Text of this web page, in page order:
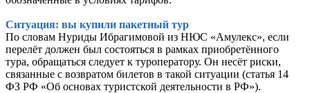
Ситуация: вы купили пакетный тур
По словам Нуриды Ибрагимовой из НЮС «Амулекс», если
перелёт должен был состояться в рамках приобретённого
тура, обращаться следует к туроператору. Он несёт риски,
связанные с возвратом билетов в такой ситуации (статья 14
ФЗ РФ «Об основах туристской деятельности в РФ»).